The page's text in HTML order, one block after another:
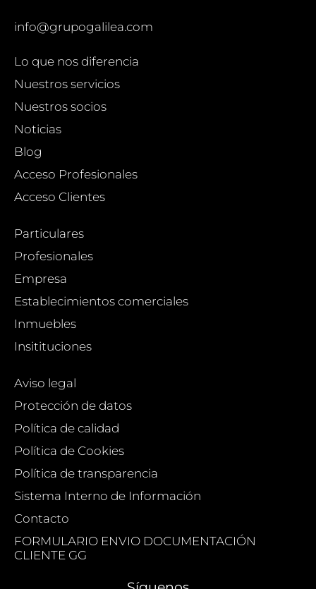
info@grupogalilea.com
Lo que nos diferencia
Nuestros servicios
Nuestros socios
Noticias
Blog
Acceso Profesionales
Acceso Clientes
Particulares
Profesionales
Empresa
Establecimientos comerciales
Inmuebles
Insitituciones
Aviso legal
Protección de datos
Política de calidad
Política de Cookies
Política de transparencia
Sistema Interno de Información
Contacto
FORMULARIO ENVIO DOCUMENTACIÓN
CLIENTE GG